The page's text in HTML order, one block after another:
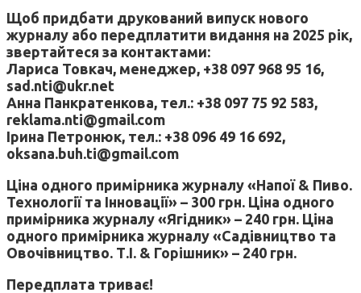
Щоб придбати друкований випуск нового
журналу або передплатити видання на 2025 рік,
звертайтеся за контактами:
Лариса Товкач, менеджер, +38 097 968 95 16,
sad.nti@ukr.net
Анна Панкратенкова, тел.: +38 097 75 92 583,
reklama.nti@gmail.com
Ірина Петронюк, тел.: +38 096 49 16 692,
oksana.buh.ti@gmail.com
Ціна одного примірника журналу «Напої & Пиво.
Технології та Інновації» – 300 грн. Ціна одного
примірника журналу «Ягідник» – 240 грн. Ціна
одного примірника журналу «Садівництво та
Овочівництво. Т.І. & Горішник» – 240 грн.
Передплата триває!